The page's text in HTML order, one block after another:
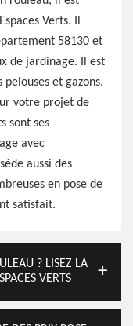
Verts. Il
58130 et
de jardinage. Il est
et gazons.
votre projet de
sont ses
avec
aussi des
en pose de
satisfait.
? LISEZ LA
VERTS